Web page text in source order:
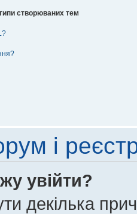
створюваних тем
і
увійти?
декілька